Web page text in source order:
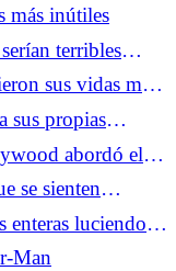
más inútiles
terribles
sus vidas más
sus propias
abordó el
del país
se sienten
enteras luciendo
Man